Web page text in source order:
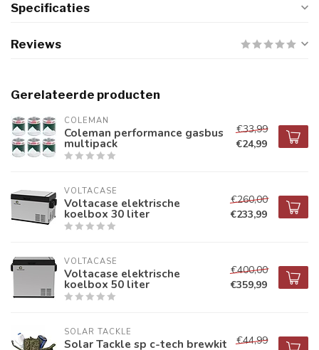
Specificaties
Reviews
Gerelateerde producten
COLEMAN
Coleman performance gasbus
multipack
€33,99
€24,99
VOLTACASE
Voltacase elektrische
koelbox 30 liter
€260,00
€233,99
VOLTACASE
Voltacase elektrische
koelbox 50 liter
€400,00
€359,99
SOLAR TACKLE
Solar Tackle sp c-tech brewkit
€44,99